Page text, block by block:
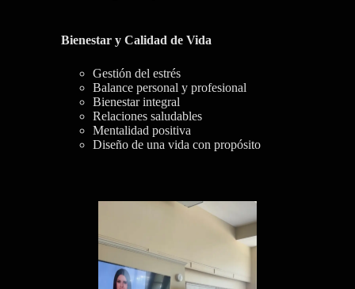
Bienestar y Calidad de Vida
Gestión del estrés
Balance personal y profesional
Bienestar integral
Relaciones saludables
Mentalidad positiva
Diseño de una vida con propósito